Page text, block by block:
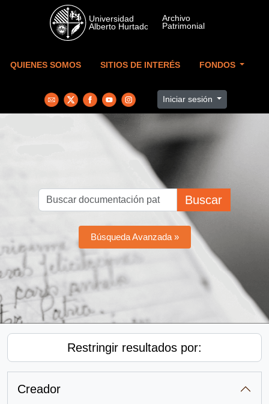
Skip to main content
QUIENES SOMOS SITIOS DE INTERÉS FONDOS
Iniciar sesión
Buscar
Búsqueda Avanzada »
Restringir resultados por:
Creador